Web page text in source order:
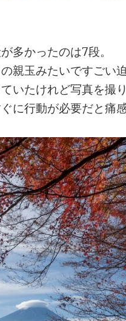
多かったのは7段。
親玉みたいですごい
いたけれど写真を撮
に行動が必要だと痛感